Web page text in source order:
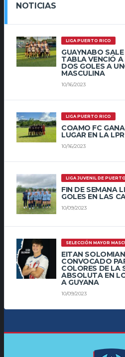
NOTICIAS
LIGA PUERTO RICO
GUAYNABO
TABLA VENCIÓ
DOS GOLES A
MASCULINA
10/16/2023
LIGA PUERTO RICO
COAMO FC
LUGAR EN LA
10/16/2023
LIGA JUVENIL DE
FIN DE SEMANA
GOLES EN LAS
10/09/2023
SELECCIÓN MAYOR
EITAN
CONVOCADO
COLORES DE LA
ABSOLUTA EN
A GUYANA
10/09/2023